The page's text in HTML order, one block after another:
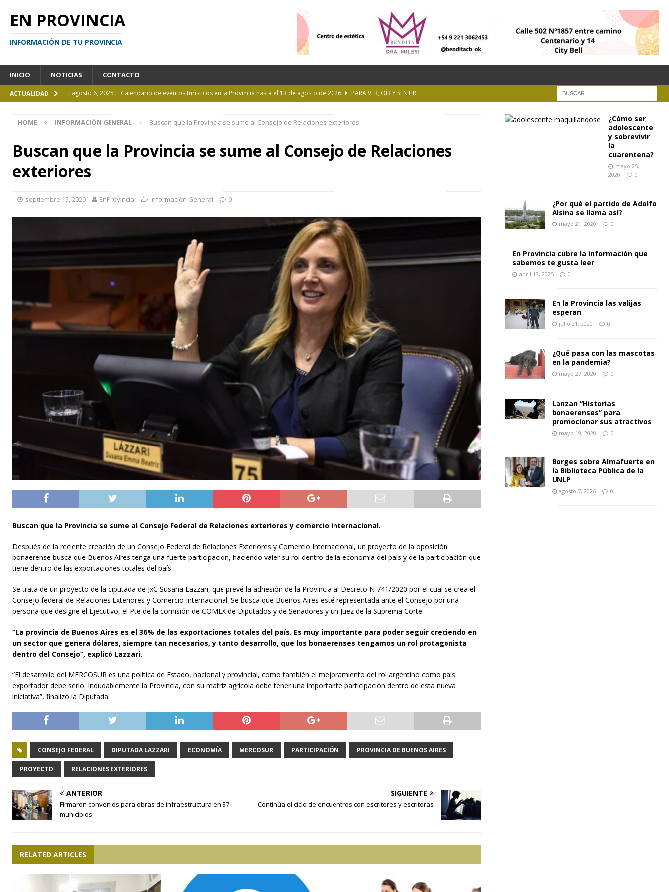
EN PROVINCIA
INFORMACIÓN DE TU PROVINCIA
INICIO NOTICIAS CONTACTO
ACTUALIDAD [ agosto 6, 2026 ] Calendario de eventos turísticos en la Provincia hasta el 13 de agosto de 2026
PARA VER, OÍR Y SENTIR
[ agosto 5, 2026 ] La mujer que sobrevivió tras ser arrastrada por una tormenta a casi 10 mil metros de altura
CURIOSIDADES
[ agosto 5, 2026 ]
Kicillof inauguró un nuevo SUM en Longchamps y entregó escrituras en Almirante Brown
[ agosto 7, 2026 ]
HOME INFORMACIÓN GENERAL Buscan que la Provincia se sume al Consejo de Relaciones exteriores
Buscan que la Provincia se sume al Consejo de Relaciones
exteriores
septiembre 15, 2020 EnProvincia Información General 0
Buscan que la Provincia se sume al Consejo Federal de Relaciones exteriores y comercio internacional.
Después de la reciente creación de un Consejo Federal de Relaciones Exteriores y Comercio Internacional, un proyecto de la oposición
bonaerense busca que Buenos Aires tenga una fuerte participación, haciendo valer su rol dentro de la economía del país y de la participación que
tiene dentro de las exportaciones totales del país.
Se trata de un proyecto de la diputada de JxC Susana Lazzari, que prevé la adhesión de la Provincia al Decreto N 741/2020 por el cual se crea el
Consejo federal de Relaciones Exteriores y Comercio Internacional. Se busca que Buenos Aires esté representada ante el Consejo por una
persona que designe el Ejecutivo, el Pte de la comisión de COMEX de Diputados y de Senadores y un Juez de la Suprema Corte.
“La provincia de Buenos Aires es el 36% de las exportaciones totales del país. Es muy importante para poder seguir creciendo en
un sector que genera dólares, siempre tan necesarios, y tanto desarrollo, que los bonaerenses tengamos un rol protagonista
dentro del Consejo”, explicó Lazzari.
“El desarrollo del MERCOSUR es una política de Estado, nacional y provincial, como también el mejoramiento del rol argentino como país
exportador debe serlo. Indudablemente la Provincia, con su matriz agrícola debe tener una importante participación dentro de esta nueva
iniciativa”, finalizó la Diputada.
CONSEJO FEDERAL DIPUTADA LAZZARI ECONOMÍA MERCOSUR PARTICIPACIÓN PROVINCIA DE BUENOS AIRES
PROYECTO RELACIONES EXTERIORES
ANTERIOR
Firmaron convenios para obras de infraestructura en 37
municipios
SIGUIENTE
Continúa el ciclo de encuentros con escritores y escritoras
RELATED ARTICLES
¿Cómo ser
adolescente
y sobrevivir
la
cuarentena?
mayo 25,
2020
0
¿Por qué el partido de Adolfo
Alsina se llama así?
mayo 21, 2020 0
En Provincia cubre la información que
sabemos te gusta leer
abril 13, 2025 0
En la Provincia las valijas
esperan
julio 21, 2020 0
¿Qué pasa con las mascotas
en la pandemia?
mayo 27, 2020 0
Lanzan “Historias
bonaerenses” para
promocionar sus atractivos
mayo 19, 2020 0
Borges sobre Almafuerte en
la Biblioteca Pública de la
UNLP
agosto 7, 2026 0